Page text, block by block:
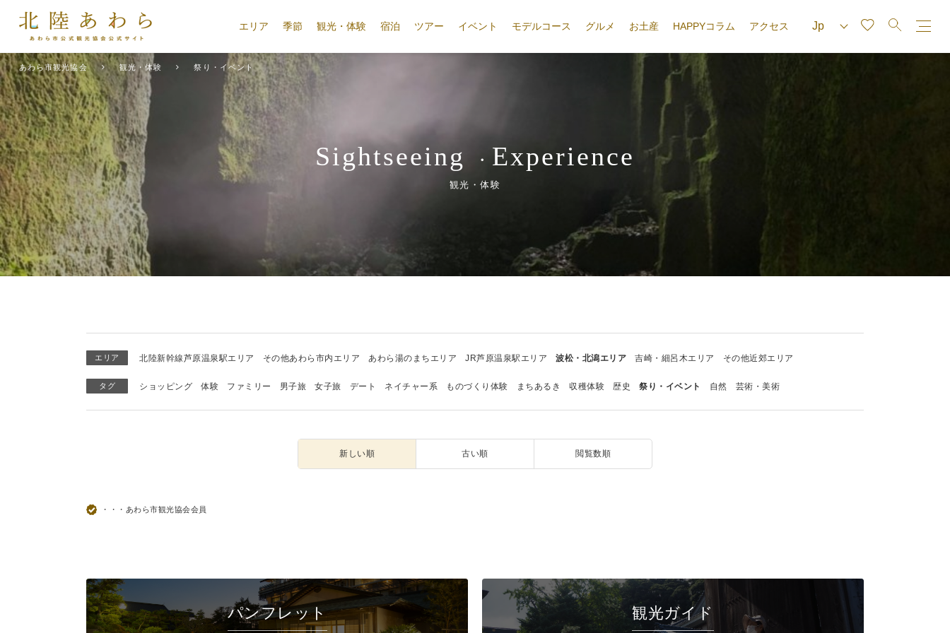
エリア 季節 観光・体験 宿泊 ツアー イベント モデルコース グルメ お土産 HAPPYコラム アクセス
あわら市観光協会 観光・体験 祭り・イベント
Sightseeing ・ Experience
観光・体験
エリア 北陸新幹線芦原温泉駅エリア その他あわら市内エリア あわら湯のまちエリア JR芦原温泉駅エリア 波松・北潟エリア 吉崎・細呂木エリア その他近郊エリア
タグ ショッピング 体験 ファミリー 男子旅 女子旅 デート ネイチャー系 ものづくり体験 まちあるき 収穫体験 歴史 祭り・イベント 自然 芸術・美術
新しい順 古い順 閲覧数順
・・・あわら市観光協会会員
パンフレット 観光ガイド